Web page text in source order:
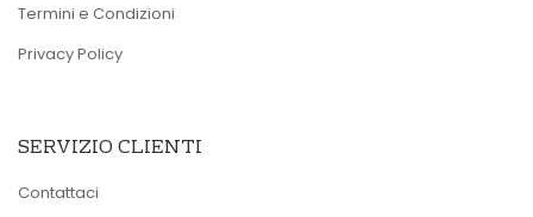
Termini e Condizioni
Privacy Policy
SERVIZIO CLIENTI
Contattaci